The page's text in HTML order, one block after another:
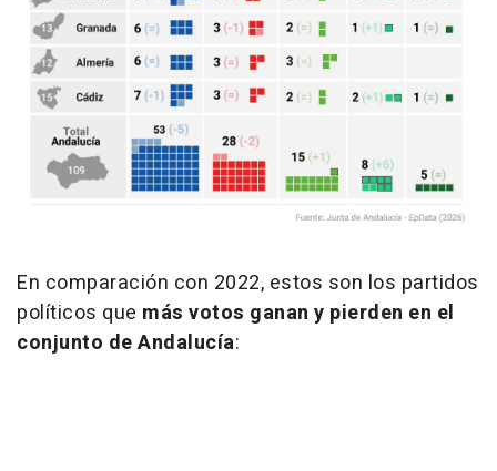
En comparación con 2022, estos son los partidos
políticos que más votos ganan y pierden en el
conjunto de Andalucía: